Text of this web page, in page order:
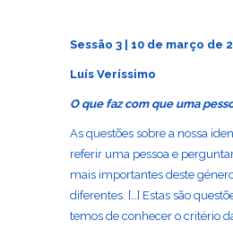
Sessão 3 | 10 de março de
Luís Veríssimo
O que faz com que uma
As questões sobre a nossa
referir uma pessoa e
mais importantes deste
diferentes. […] Estas são
temos de conhecer o critério